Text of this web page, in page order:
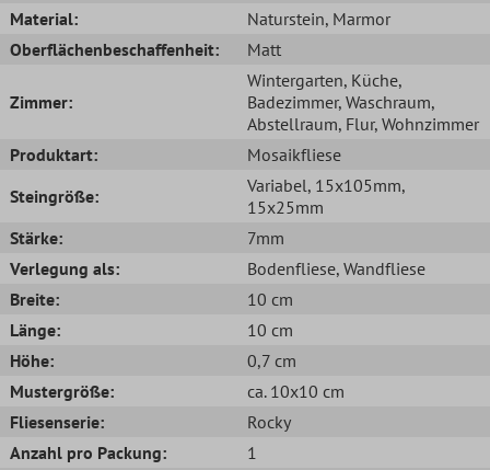
Material:
Naturstein, Marmor
Oberflächenbeschaffenheit:
Matt
Zimmer:
Wintergarten, Küche,
Badezimmer, Waschraum,
Abstellraum, Flur, Wohnzimmer
Produktart:
Mosaikfliese
Steingröße:
Variabel, 15x105mm,
15x25mm
Stärke:
7mm
Verlegung als:
Bodenfliese, Wandfliese
Breite:
10 cm
Länge:
10 cm
Höhe:
0,7 cm
Mustergröße:
ca. 10x10 cm
Fliesenserie:
Rocky
Anzahl pro Packung:
1